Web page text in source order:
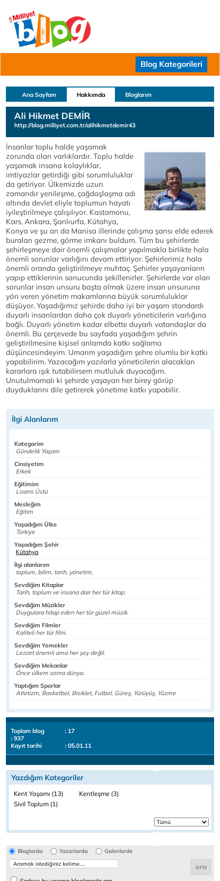
Blog Kategorileri
Ana Sayfam Hakkımda Bloglarım
Ali Hikmet DEMİR
http://blog.milliyet.com.tr/alihikmetdemir43
İnsanlar toplu halde yaşamak
zorunda olan varlıklardır. Toplu halde
yaşamak insana kolaylıklar,
imtiyazlar getirdiği gibi sorumluluklar
da getiriyor. Ülkemizde uzun
zamandır yenileşme, çağdaşlaşma adı
altında devlet eliyle toplumun hayatı
iyileştirilmeye çalışılıyor. Kastamonu,
Kars, Ankara, Şanlıurfa, Kütahya,
Konya ve şu an da Manisa illerinde çalışma şansı elde ederek
buraları gezme, görme imkanı buldum. Tüm bu şehirlerde
şehirleşmeye dair önemli çalışmalar yapılmakla birlikte hala
önemli sorunlar varlığını devam ettiriyor. Şehirlerimiz hala
önemli oranda geliştirilmeye muhtaç. Şehirler yaşayanların
yapıp ettiklerinin sonucunda şekillenirler. Şehirlerde var olan
sorunlar insan unsuru başta olmak üzere insan unsuruna
yön veren yönetim makamlarına büyük sorumluluklar
düşüyor. Yaşadığımız şehirde daha iyi bir yaşam standardı
duyarlı insanlardan daha çok duyarlı yöneticilerin varlığına
bağlı. Duyarlı yönetim kadar elbette duyarlı vatandaşlar da
önemli. Bu çerçevede bu sayfada yaşadığım şehrin
geliştirilmesine kişisel anlamda katkı sağlama
düşüncesindeyim. Umarım yaşadığım şehre olumlu bir katkı
yapabilirim. Yazacağım yazılarla yöneticilerin alacakları
kararlara ışık tutabilirsem mutluluk duyacağım.
Unutulmamalı ki şehirde yaşayan her birey görüp
duyduklarını dile getirerek yönetime katkı yapabilir.
İlgi Alanlarım
Kategorim
Gündelik Yaşam
Cinsiyetim
Erkek
Eğitimim
Lisans Üstü
Mesleğim
Eğitim
Yaşadığım Ülke
Türkiye
Yaşadığım Şehir
Kütahya
İlgi alanlarım
toplum, bilim, tarih, yönetim,
Sevdiğim Kitaplar
Tarih, toplum ve insana dair her tür kitap.
Sevdiğim Müzikler
Duygulara hitap eden her tür güzel müzik.
Sevdiğim Filmler
Kaliteli her tür film.
Sevdiğim Yemekler
Lezzet önemli ama her şey değil.
Sevdiğim Mekanlar
Önce ülkem sonra dünya.
Yaptığım Sporlar
Atletizm, Basketbol, Bisiklet, Futbol, Güreş, Yürüyüş, Yüzme
Toplam blog
: 17
: 937
Kayıt tarihi
: 05.01.11
Yazdığım Kategoriler
Kent Yaşamı (13)
Kentleşme (3)
Sivil Toplum (1)
Bloglarda Yazarlarda Galerilerde